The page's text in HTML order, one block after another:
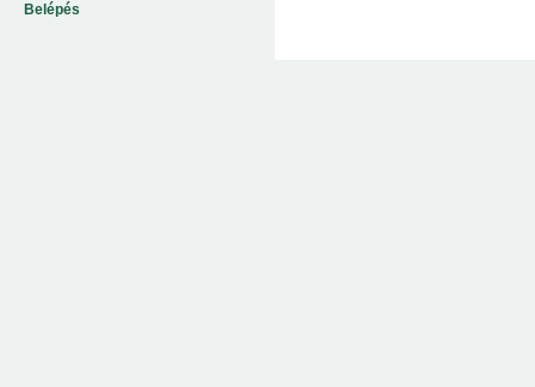
Belépés